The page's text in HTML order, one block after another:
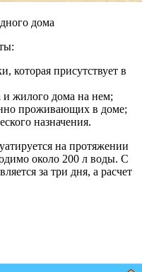
дома
которая присутствует в
и жилого дома на нем;
проживающих в доме;
назначения.
на протяжении
около 200 л воды. С
за три дня, а расчет